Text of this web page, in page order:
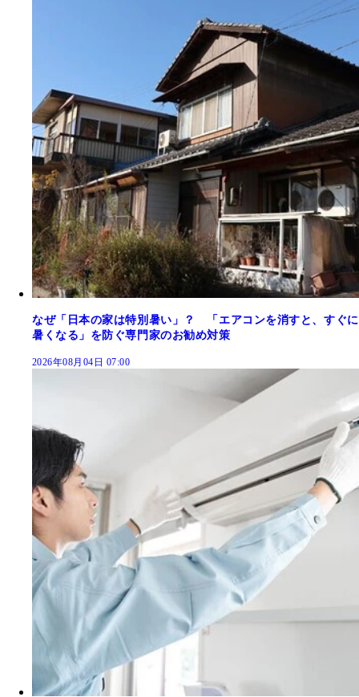
なぜ「日本の家は特別暑い」？ 「エアコンを消すと、すぐに
暑くなる」を防ぐ専門家のお勧め対策
2026年08月04日 07:00